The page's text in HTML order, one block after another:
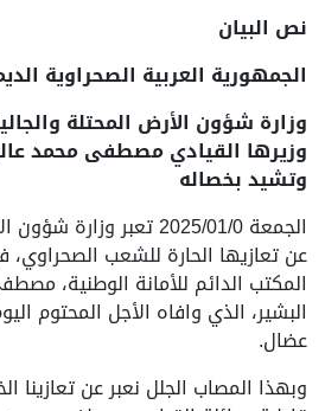
نص البيان
الجمهورية العربية الصحراوية
وزارة شؤون الأرض المحتلة
وزيرها القيادي مصطفى محمد
وتشيد بخصاله
الجمعة 2025/01/0 تعبر
عن تعازيها الحارة للشعب
المكتب الدائم للأمانة الوطنية،
البشير، الذي وافاه الأجل المحتوم
عضال.
وبهذا المصاب الجلل نعبر عن تعازينا